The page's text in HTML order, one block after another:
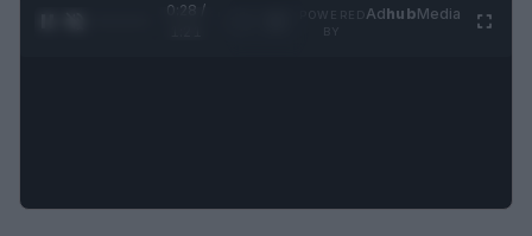
0:29 /
AdhubMedia